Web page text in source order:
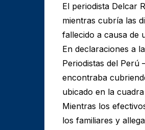
El periodista Delcar
mientras cubría las
fallecido a causa de
En declaraciones a
Periodistas del Perú
encontraba
ubicado en la
Mientras los
los familiares y